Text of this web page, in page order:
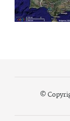
©